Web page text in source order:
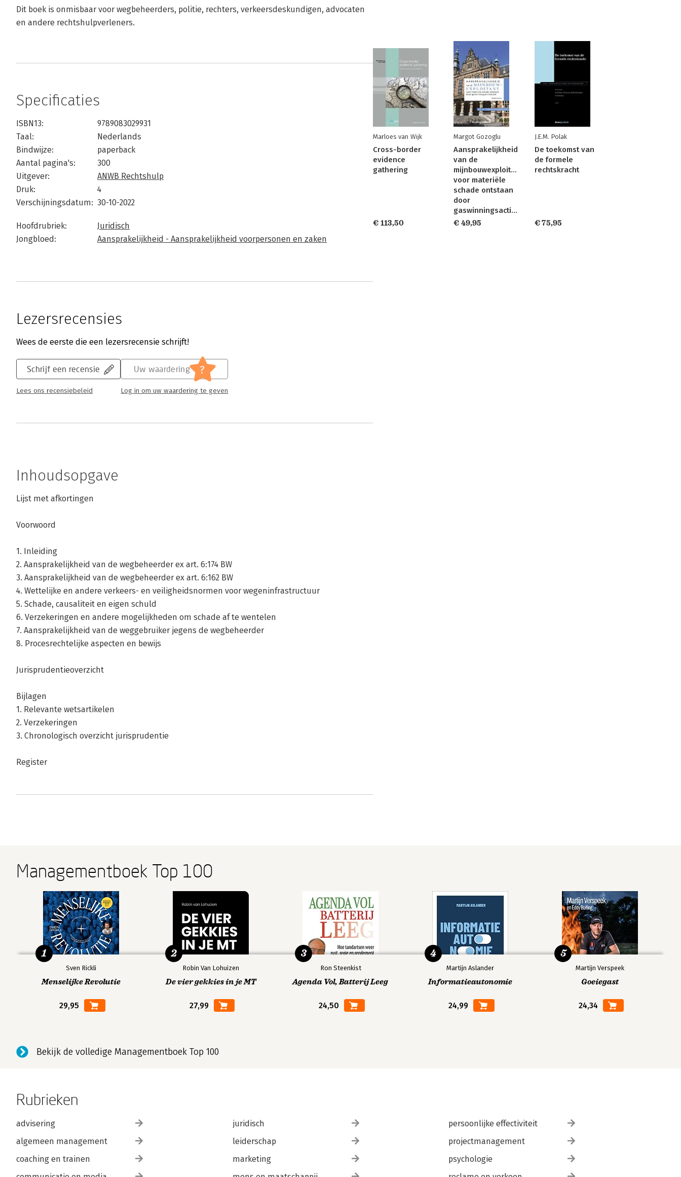
Dit boek is onmisbaar voor wegbeheerders, politie, rechters, verkeersdeskundigen, advocaten
en andere rechtshulpverleners.
Specificaties
ISBN13:
9789083029931
Taal:
Nederlands
Bindwijze:
paperback
Aantal pagina's:
300
Uitgever:
ANWB Rechtshulp
Druk:
4
Verschijningsdatum: 30-10-2022
Hoofdrubriek:
Juridisch
Jongbloed:
Aansprakelijkheid - Aansprakelijkheid voorpersonen en zaken
Lezersrecensies
Wees de eerste die een lezersrecensie schrijft!
Schrijf een recensie
Lees ons recensiebeleid
Uw waardering ?
Log in om uw waardering te geven
Inhoudsopgave
Lijst met afkortingen
Voorwoord
1. Inleiding
2. Aansprakelijkheid van de wegbeheerder ex art. 6:174 BW
3. Aansprakelijkheid van de wegbeheerder ex art. 6:162 BW
4. Wettelijke en andere verkeers- en veiligheidsnormen voor wegeninfrastructuur
5. Schade, causaliteit en eigen schuld
6. Verzekeringen en andere mogelijkheden om schade af te wentelen
7. Aansprakelijkheid van de weggebruiker jegens de wegbeheerder
8. Procesrechtelijke aspecten en bewijs
Jurisprudentieoverzicht
Bijlagen
1. Relevante wetsartikelen
2. Verzekeringen
3. Chronologisch overzicht jurisprudentie
Register
Marloes van Wijk
Cross-border
evidence
gathering
€ 113,50
Margot Gozoglu
Aansprakelijkheid
van de
mijnbouwexploitant
voor materiële
schade ontstaan
door
gaswinningsactiviteiten
€ 49,95
J.E.M. Polak
De toekomst van
de formele
rechtskracht
€ 75,95
Managementboek Top 100
Sven Rickli
Menselijke Revolutie
29,95
1
Robin Van Lohuizen
De vier gekkies in je MT
27,99
2
Ron Steenkist
Agenda Vol, Batterij Leeg
24,50
3
Martijn Aslander
Informatieautonomie
24,99
4
Martijn Verspeek
Goeiegast
24,34
5
Bekijk de volledige Managementboek Top 100
Rubrieken
advisering
algemeen management
coaching en trainen
juridisch
leiderschap
marketing
persoonlijke effectiviteit
projectmanagement
psychologie